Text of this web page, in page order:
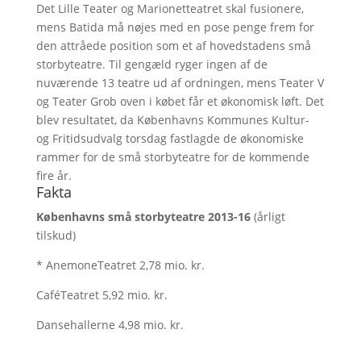
Det Lille Teater og Marionetteatret skal fusionere,
mens Batida må nøjes med en pose penge frem for
den attråede position som et af hovedstadens små
storbyteatre. Til gengæld ryger ingen af de
nuværende 13 teatre ud af ordningen, mens Teater V
og Teater Grob oven i købet får et økonomisk løft. Det
blev resultatet, da Københavns Kommunes Kultur-
og Fritidsudvalg torsdag fastlagde de økonomiske
rammer for de små storbyteatre for de kommende
fire år.
Fakta
Københavns små storbyteatre 2013-16(årligt
tilskud)
* AnemoneTeatret 2,78 mio. kr.
CaféTeatret 5,92 mio. kr.
Dansehallerne 4,98 mio. kr.